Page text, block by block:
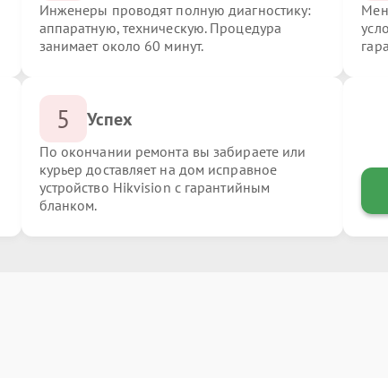
Инженеры проводят полную диагностику:
аппаратную, техническую. Процедура
занимает около 60 минут.
5 Успех
По окончании ремонта вы забираете или
курьер доставляет на дом исправное
устройство Hikvision с гарантийным
бланком.